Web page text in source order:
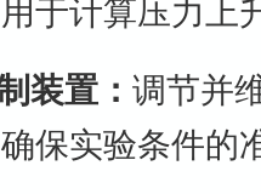
于计算压力上
装置：调节并
保实验条件的